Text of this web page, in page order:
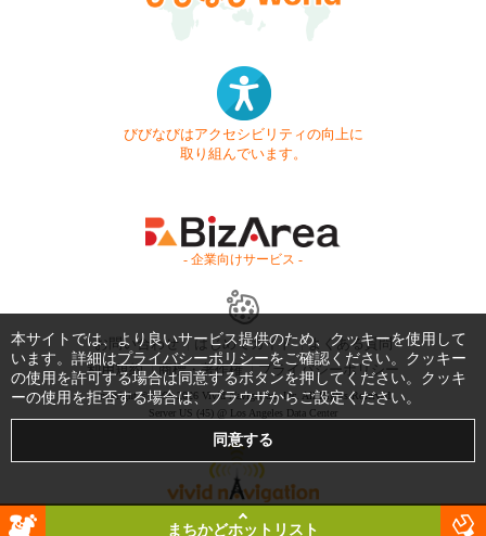
びびなびはアクセシビリティの向上に
取り組んでいます。
- 企業向けサービス -
お問い合わせ はじめてガイド
よくある質問
利用規約
商標・著作権 プライバシーポリシー
Copyright © 1999-2026 Vivid Navigation, Inc. All Rights Reserved.
Server US (45) @ Los Angeles Data Center
まちかどホットリスト
本サイトでは、より良いサービス提供のため、クッキーを使用して
います。詳細はプライバシーポリシーをご確認ください。クッキー
の使用を許可する場合は同意するボタンを押してください。クッキ
ーの使用を拒否する場合は、ブラウザからご設定ください。